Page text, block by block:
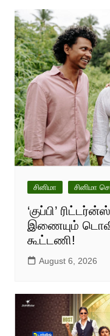
சினிமா சினிமா
‘குப்பி’
இணையும்
கூட்டணி!
August 6, 2026